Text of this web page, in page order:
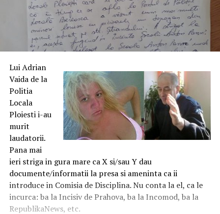
Lui Adrian
Vaida de la
Politia
Locala
Ploiesti i-au
murit
laudatorii.
Pana mai
ieri striga in gura mare ca X si/sau Y dau
documente/informatii la presa si ameninta ca ii
introduce in Comisia de Disciplina. Nu conta la el, ca le
incurca: ba la Incisiv de Prahova, ba la Incomod, ba la
RepublikaNews, etc.